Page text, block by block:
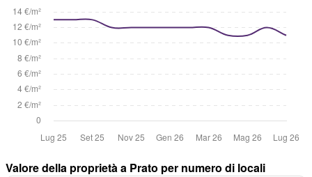
Valore della proprietà a Prato per numero di locali